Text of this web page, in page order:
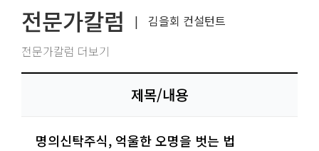
전문가칼럼 |
김을회 컨설턴트
전문가칼럼 더보기
제목/내용
명의신탁주식, 억울한 오명을 벗는 법